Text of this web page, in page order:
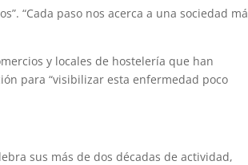
“Cada paso nos acerca a una sociedad
y locales de hostelería que han
para “visibilizar esta enfermedad poco
sus más de dos décadas de actividad,